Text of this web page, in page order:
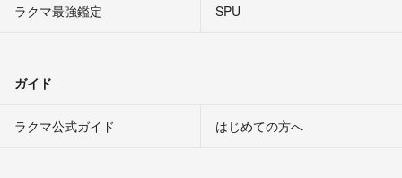
ラクマ最強鑑定
SPU
ガイド
ラクマ公式ガイド はじめての方へ